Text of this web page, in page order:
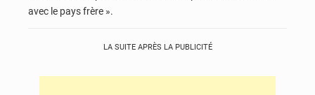
avec le pays frère ».
LA SUITE APRÈS LA PUBLICITÉ